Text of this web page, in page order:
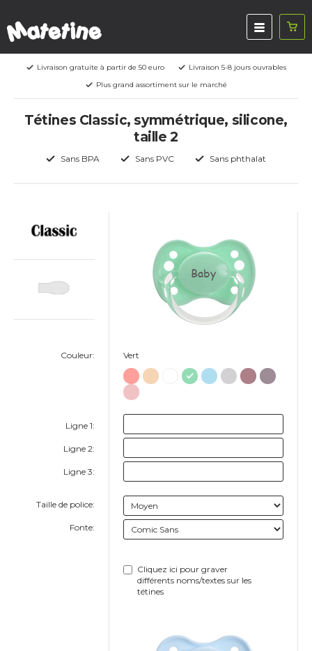
Livraison gratuite à partir de 50 euro
Livraison 5-8 jours ouvrables
Plus grand assortiment sur le marché
Tétines Classic, symmétrique, silicone,
taille 2
Sans BPA Sans PVC Sans phthalat
Couleur:
Ligne 1:
Ligne 2:
Ligne 3:
Taille de police:
Fonte:
Baby
Vert
Cliquez ici pour graver
différents noms/textes sur les
tétines